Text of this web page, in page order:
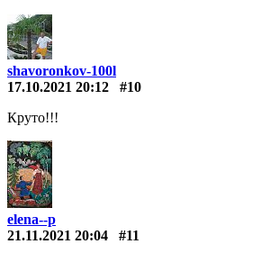
shavoronkov-100l
17.10.2021 20:12
#10
Круто!!!
elena--p
21.11.2021 20:04
#11